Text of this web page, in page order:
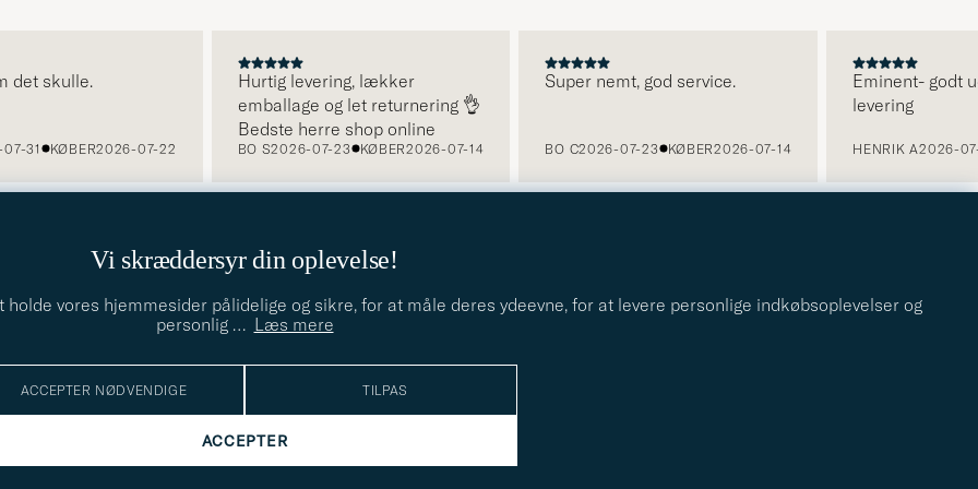
det skulle.
31 KØBER2026-07-22
Hurtig levering, lækker
emballage og let returnering 👌
Bedste herre shop online
BO S2026-07-23 KØBER2026-07-14
Super nemt, god service.
BO C2026-07-23 KØBER2026-07-14
Eminent- godt
levering
HENRIK A2026-07-
Vi skræddersyr din oplevelse!
vores hjemmesider pålidelige og sikre, for at måle deres ydeevne, for at levere personlige indkøbsoplevelser og
personlig … Læs mere
ACCEPTER NØDVENDIGE TILPAS
ACCEPTER
TILMELD DIG TIL VORES NYHEDSBREV
E-
mailadresse
Submit
FORTROLIGHEDSPOLICY